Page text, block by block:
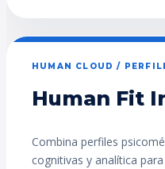
HUMAN CLOUD /
Human Fit
Combina perfiles
cognitivas y analítica